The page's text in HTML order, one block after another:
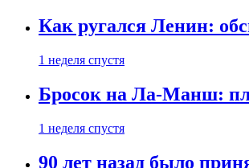
Как ругался Ленин:
1 неделя спустя
Бросок на Ла-Манш:
1 неделя спустя
90 лет назад было